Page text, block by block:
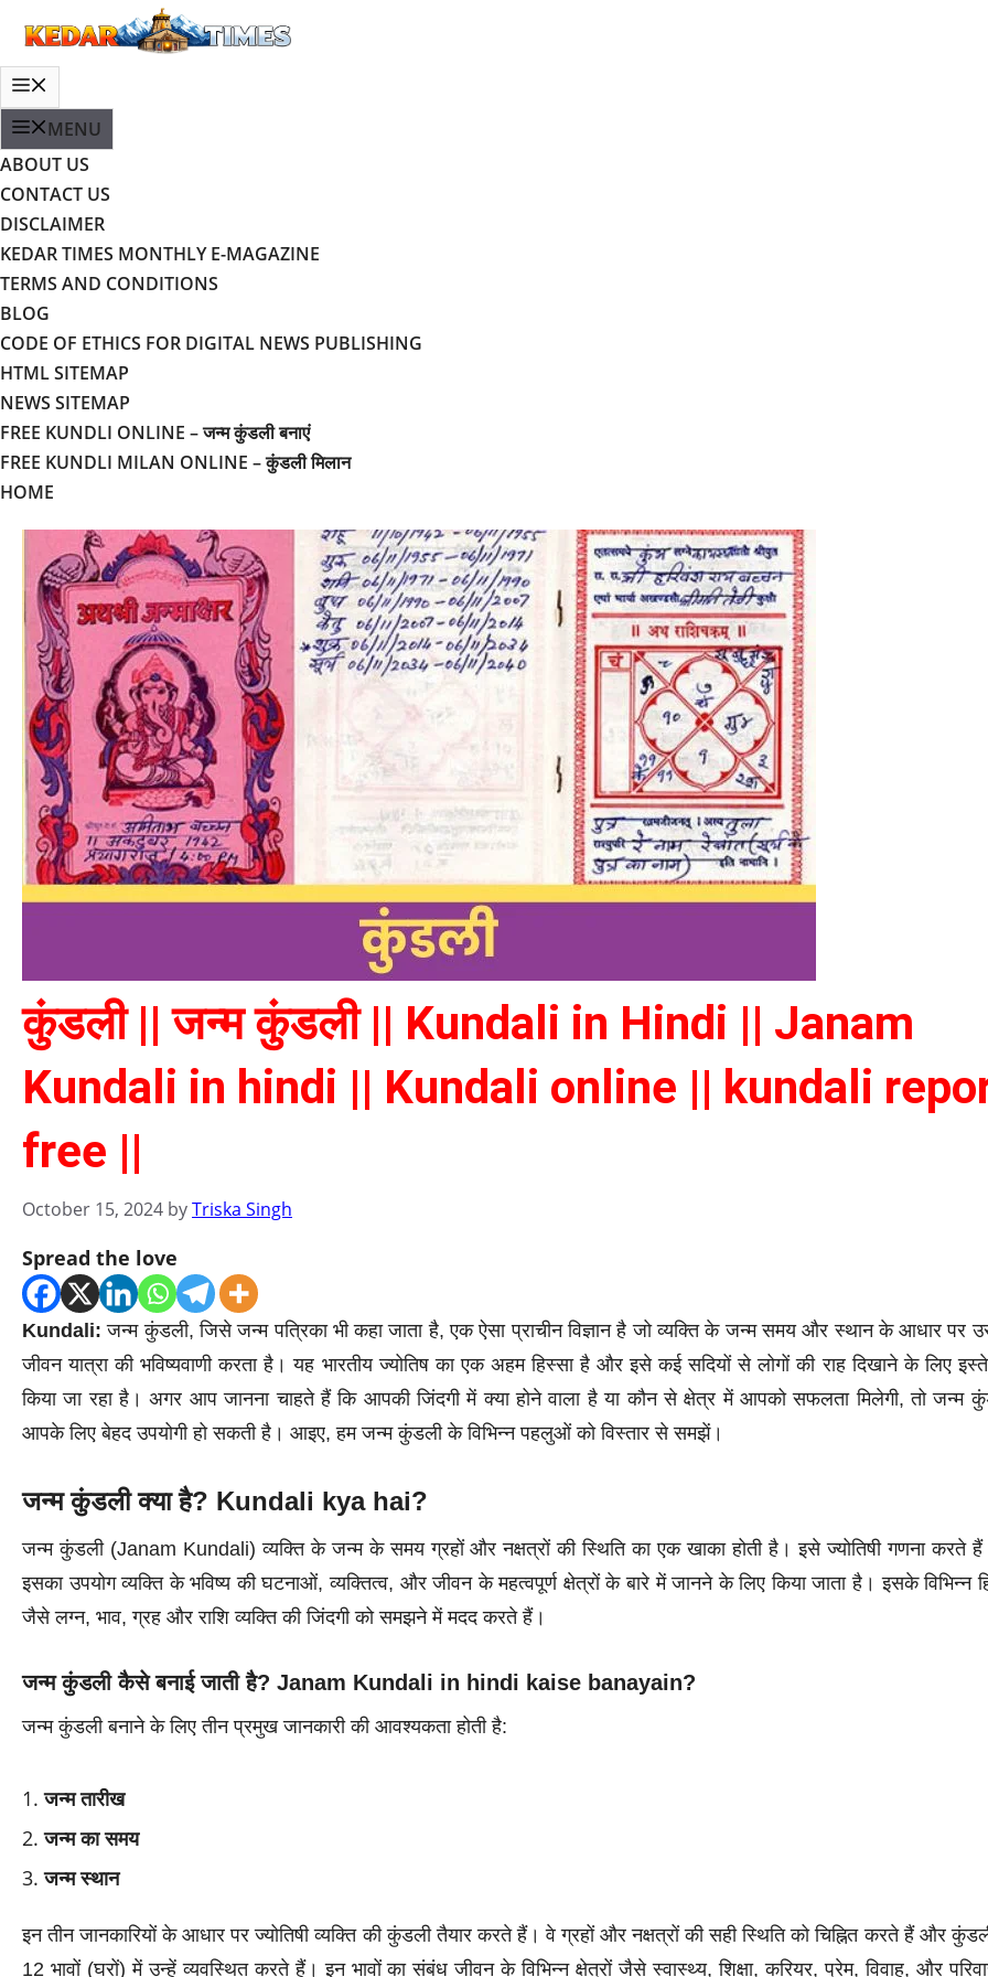
content
MENU
ABOUT US
CONTACT US
DISCLAIMER
KEDAR TIMES MONTHLY E-MAGAZINE
TERMS AND CONDITIONS
BLOG
CODE OF ETHICS FOR DIGITAL NEWS PUBLISHING
HTML SITEMAP
NEWS SITEMAP
FREE KUNDLI ONLINE – जन्म कुंडली बनाएं
FREE KUNDLI MILAN ONLINE – कुंडली मिलान
HOME
कुंडली || जन्म कुंडली || Kundali in Hindi || Janam
Kundali in hindi || Kundali online || kundali
free ||
October 15, 2024 byTriska Singh
Spread the love
Kundali: जन्म कुंडली, जिसे जन्म पत्रिका भी कहा जाता है, एक ऐसा प्राचीन विज्ञान है जो व्यक्ति के जन्म समय और स्थान के आधार पर
जीवन यात्रा की भविष्यवाणी करता है। यह भारतीय ज्योतिष का एक अहम हिस्सा है और इसे कई सदियों से लोगों की राह दिखाने के लिए
किया जा रहा है। अगर आप जानना चाहते हैं कि आपकी जिंदगी में क्या होने वाला है या कौन से क्षेत्र में आपको सफलता मिलेगी, तो जन्म
आपके लिए बेहद उपयोगी हो सकती है। आइए, हम जन्म कुंडली के विभिन्न पहलुओं को विस्तार से समझें।
जन्म कुंडली क्या है? Kundali kya hai?
जन्म कुंडली (Janam Kundali) व्यक्ति के जन्म के समय ग्रहों और नक्षत्रों की स्थिति का एक खाका होती है। इसे ज्योतिषी गणना करते
इसका उपयोग व्यक्ति के भविष्य की घटनाओं, व्यक्तित्व, और जीवन के महत्वपूर्ण क्षेत्रों के बारे में जानने के लिए किया जाता है। इसके विभिन्न
जैसे लग्न, भाव, ग्रह और राशि व्यक्ति की जिंदगी को समझने में मदद करते हैं।
जन्म कुंडली कैसे बनाई जाती है? Janam Kundali in hindi kaise banayain?
जन्म कुंडली बनाने के लिए तीन प्रमुख जानकारी की आवश्यकता होती है:
जन्म तारीख
जन्म का समय
जन्म स्थान
इन तीन जानकारियों के आधार पर ज्योतिषी व्यक्ति की कुंडली तैयार करते हैं। वे ग्रहों और नक्षत्रों की सही स्थिति को चिह्नित करते हैं और
12 भावों (घरों) में उन्हें व्यवस्थित करते हैं। इन भावों का संबंध जीवन के विभिन्न क्षेत्रों जैसे स्वास्थ्य, शिक्षा, करियर, प्रेम, विवाह, और